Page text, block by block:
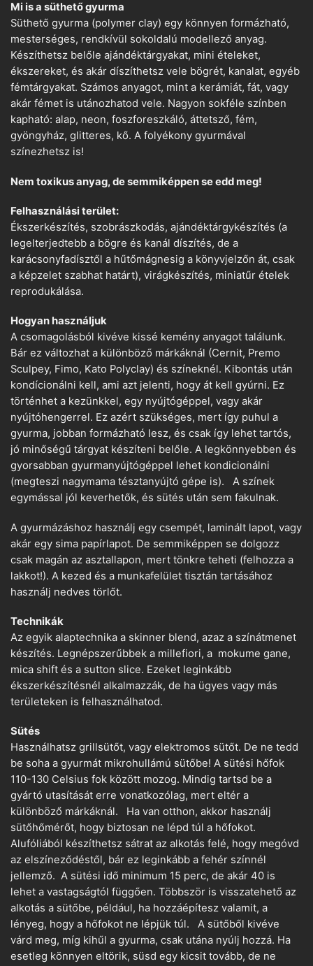
Mi is a süthető gyurma
Süthető gyurma (polymer clay) egy könnyen formázható,
mesterséges, rendkívül sokoldalú modellező anyag.
Készíthetsz belőle ajándéktárgyakat, mini ételeket,
ékszereket, és akár díszíthetsz vele bögrét, kanalat, egyéb
fémtárgyakat. Számos anyagot, mint a kerámiát, fát, vagy
akár fémet is utánozhatod vele. Nagyon sokféle színben
kapható: alap, neon, foszforeszkáló, áttetsző, fém,
gyöngyház, glitteres, kő. A folyékony gyurmával
színezhetsz is!
Nem toxikus anyag, de semmiképpen se edd meg!
Felhasználási terület:
Ékszerkészítés, szobrászkodás, ajándéktárgykészítés (a
legelterjedtebb a bögre és kanál díszítés, de a
karácsonyfadísztől a hűtőmágnesig a könyvjelzőn át, csak
a képzelet szabhat határt), virágkészítés, miniatűr ételek
reprodukálása.
Hogyan használjuk
A csomagolásból kivéve kissé kemény anyagot találunk.
Bár ez változhat a különböző márkáknál (Cernit, Premo
Sculpey, Fimo, Kato Polyclay) és színeknél. Kibontás után
kondícionálni kell, ami azt jelenti, hogy át kell gyúrni. Ez
történhet a kezünkkel, egy nyújtógéppel, vagy akár
nyújtóhengerrel. Ez azért szükséges, mert így puhul a
gyurma, jobban formázható lesz, és csak így lehet tartós,
jó minőségű tárgyat készíteni belőle. A legkönnyebben és
gyorsabban gyurmanyújtógéppel lehet kondicionálni
(megteszi nagymama tésztanyújtó gépe is). A színek
egymással jól keverhetők, és sütés után sem fakulnak.
A gyurmázáshoz használj egy csempét, laminált lapot, vagy
akár egy sima papírlapot. De semmiképpen se dolgozz
csak magán az asztallapon, mert tönkre teheti (felhozza a
lakkot!). A kezed és a munkafelület tisztán tartásához
használj nedves törlőt.
Technikák
Az egyik alaptechnika a skinner blend, azaz a színátmenet
készítés. Legnépszerűbbek a millefiori, a mokume gane,
mica shift és a sutton slice. Ezeket leginkább
ékszerkészítésnél alkalmazzák, de ha ügyes vagy más
területeken is felhasználhatod.
Sütés
Használhatsz grillsütőt, vagy elektromos sütőt. De ne tedd
be soha a gyurmát mikrohullámú sütőbe! A sütési hőfok
110-130 Celsius fok között mozog. Mindig tartsd be a
gyártó utasítását erre vonatkozólag, mert eltér a
különböző márkáknál. Ha van otthon, akkor használj
sütőhőmérőt, hogy biztosan ne lépd túl a hőfokot.
Alufóliából készíthetsz sátrat az alkotás felé, hogy megóvd
az elszíneződéstől, bár ez leginkább a fehér színnél
jellemző. A sütési idő minimum 15 perc, de akár 40 is
lehet a vastagságtól függően. Többször is visszatehető az
alkotás a sütőbe, például, ha hozzáépítesz valamit, a
lényeg, hogy a hőfokot ne lépjük túl. A sütőből kivéve
várd meg, míg kihűl a gyurma, csak utána nyúlj hozzá. Ha
esetleg könnyen eltörik, süsd egy kicsit tovább, de ne